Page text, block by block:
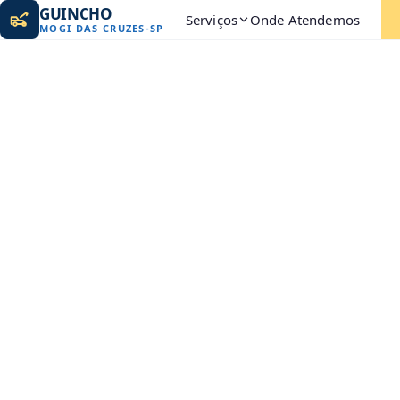
GUINCHO
MOGI DAS CRUZES-SP Serviços Onde Atendemos